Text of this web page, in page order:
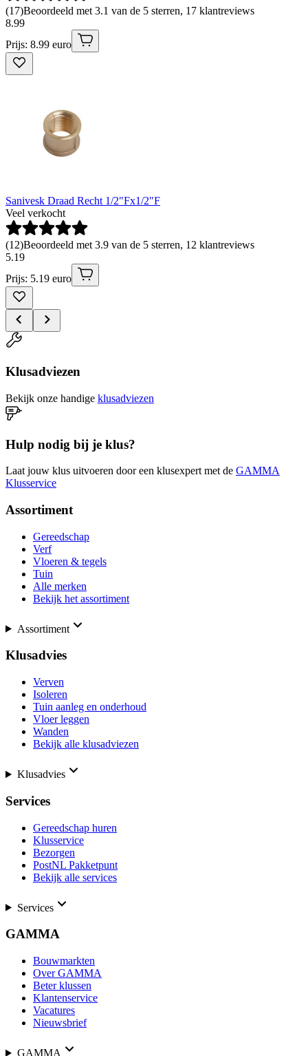
(17)Beoordeeld met 3.1 van de 5 sterren, 17 klantreviews
8.99
Prijs: 8.99 euro
Sanivesk Draad Recht 1/2"Fx1/2"F
Veel verkocht
(12)Beoordeeld met 3.9 van de 5 sterren, 12 klantreviews
5.19
Prijs: 5.19 euro
Klusadviezen
Bekijk onze handige klusadviezen
Hulp nodig bij je klus?
Laat jouw klus uitvoeren door een klusexpert met de GAMMA
Klusservice
Assortiment
Gereedschap
Verf
Vloeren & tegels
Tuin
Alle merken
Bekijk het assortiment
Assortiment
Klusadvies
Verven
Isoleren
Tuin aanleg en onderhoud
Vloer leggen
Wanden
Bekijk alle klusadviezen
Klusadvies
Services
Gereedschap huren
Klusservice
Bezorgen
PostNL Pakketpunt
Bekijk alle services
Services
GAMMA
Bouwmarkten
Over GAMMA
Beter klussen
Klantenservice
Vacatures
Nieuwsbrief
GAMMA